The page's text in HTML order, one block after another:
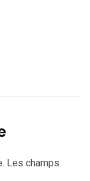
Les champs